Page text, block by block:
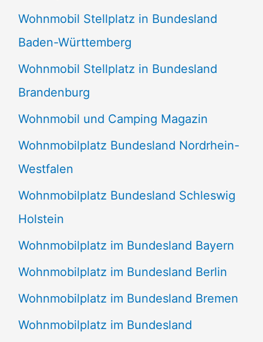
Wohnmobil Stellplatz in Bundesland
Baden-Württemberg
Wohnmobil Stellplatz in Bundesland
Brandenburg
Wohnmobil und Camping Magazin
Wohnmobilplatz Bundesland Nordrhein-
Westfalen
Wohnmobilplatz Bundesland Schleswig
Holstein
Wohnmobilplatz im Bundesland Bayern
Wohnmobilplatz im Bundesland Berlin
Wohnmobilplatz im Bundesland Bremen
Wohnmobilplatz im Bundesland